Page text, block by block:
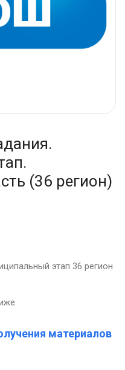
(36 регион)
этап 36 регион
материалов